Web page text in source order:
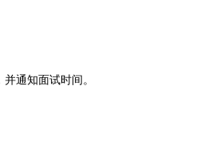
通知面试时间。